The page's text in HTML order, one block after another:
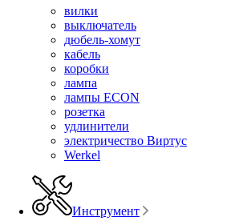
вилки
выключатель
дюбель-хомут
кабель
коробки
лампа
лампы ECON
розетка
удлинители
электричество Виртус
Werkel
Инструмент